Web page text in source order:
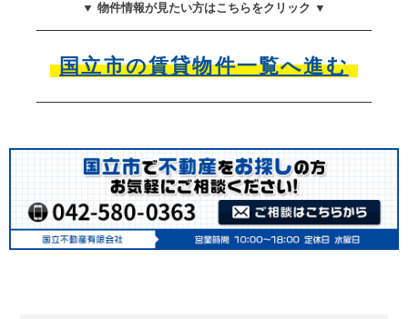
▼ 物件情報が見たい方はこちらをクリック ▼
国立市の賃貸物件一覧へ進む